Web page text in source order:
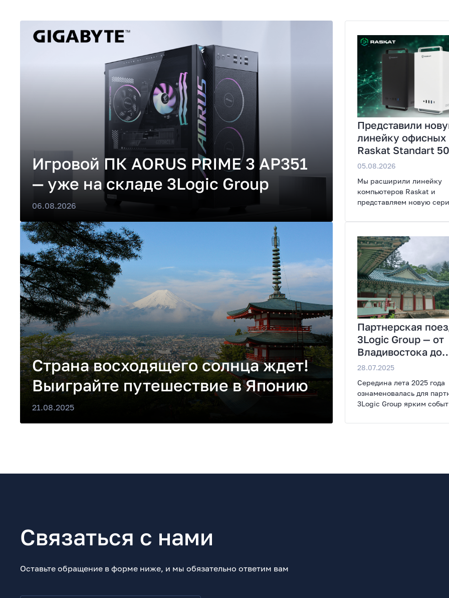
Игровой ПК AORUS PRIME 3 AP351
— уже на складе 3Logic Group
06.08.2026
Представили
линейку
Raskat Standart
05.08.2026
Мы расширили линейку
компьютеров Raskat и
представляем новую
для повседневной и
сочетая высокую
производительность,
энергоэффективность и
возможности
Страна восходящего солнца ждет!
Выиграйте путешествие в Японию
21.08.2025
Партнерская
3Logic Group — от
Владивостока до
Северной Кореи
28.07.2025
Середина лета 2025 года
ознаменовалась для
3Logic Group ярким
уникальному маршруту,
Связаться с нами
Оставьте обращение в форме ниже, и мы обязательно ответим вам